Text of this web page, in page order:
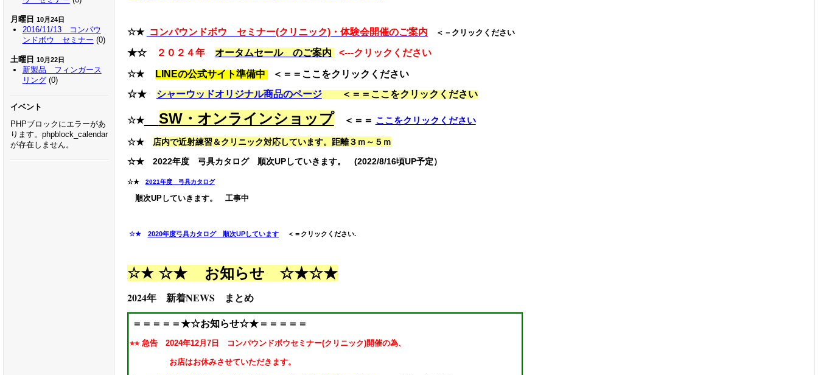
月曜日 10月24日
2016/11/13 コンパウ
ンドボウ セミナー (0)
土曜日 10月22日
新製品 フィンガース
リング(0)
イベント
PHPブロックにエラーがあ
ります。phpblock_calendar
が存在しません。
☆★ コンパウンドボウ セミナー(クリニック)・体験会開催のご案内 ＜－クリックください
★☆ ２０２４年 オータムセール のご案内 <---クリックください
☆★ LINEの公式サイト準備中
＜＝＝ここをクリックください
☆★ シャーウッドオリジナル商品のページ＜＝＝ここをクリックください
☆★ SW・オンラインショップ ＜ ＝＝ ここをクリックください
☆★
店内で近射練習＆クリニック対応しています。距離３ｍ～５ｍ
☆★ 2022年度 弓具カタログ 順次UPしていきます。 (2022/8/16頃UP予定）
☆★ 2021年度 弓具カタログ
順次UPしていきます。 工事中
☆★ 2020年度弓具カタログ 順次UPしています ＜＝クリックください.
☆★ ☆★ お知らせ ☆★☆★
2024年 新着NEWS まとめ
＝＝＝＝＝★☆お知らせ☆★＝＝＝＝＝
⭐︎⭐︎ 急告 2024年12月7日 コンパウンドボウセミナー(クリニック)開催の為、
お店はお休みさせていただきます。